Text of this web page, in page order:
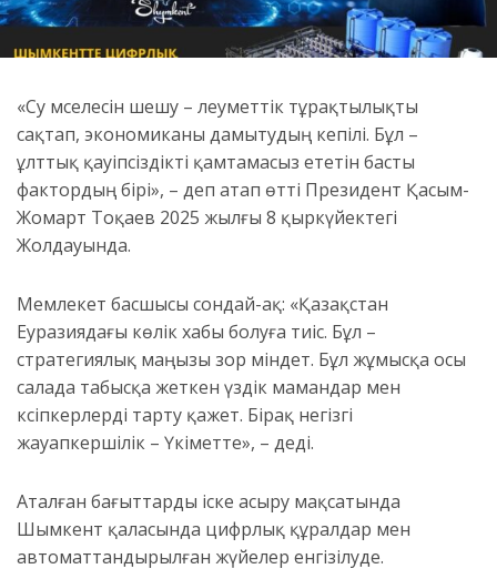
«Су мәселесін шешу – әлеуметтік тұрақтылықты
сақтап, экономиканы дамытудың кепілі. Бұл –
ұлттық қауіпсіздікті қамтамасыз ететін басты
фактордың бірі», – деп атап өтті Президент Қасым-
Жомарт Тоқаев 2025 жылғы 8 қыркүйектегі
Жолдауында.
Мемлекет басшысы сондай-ақ: «Қазақстан
Еуразиядағы көлік хабы болуға тиіс. Бұл –
стратегиялық маңызы зор міндет. Бұл жұмысқа осы
салада табысқа жеткен үздік мамандар мен
кәсіпкерлерді тарту қажет. Бірақ негізгі
жауапкершілік – Үкіметте», – деді.
Аталған бағыттарды іске асыру мақсатында
Шымкент қаласында цифрлық құралдар мен
автоматтандырылған жүйелер енгізілуде.